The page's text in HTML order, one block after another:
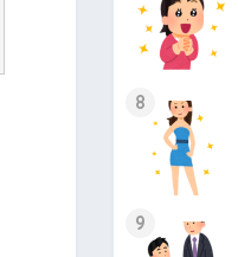
8
9